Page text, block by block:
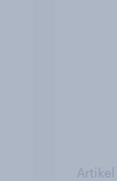
Artikel